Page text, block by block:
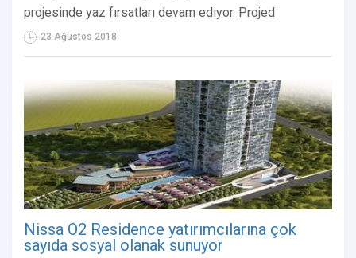
projesinde yaz fırsatları devam ediyor. Projed
23 Ağustos 2018
Nissa O2 Residence yatırımcılarına çok
sayıda sosyal olanak sunuyor